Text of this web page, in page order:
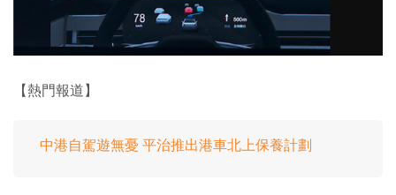
【熱門報道】
中港自駕遊無憂 平治推出港車北上保養計劃